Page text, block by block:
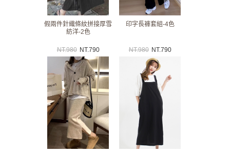
假兩件針織條紋拼接厚雪
紡洋-2色
NT.980 NT.790
印字長褲套組-4色
NT.980 NT.790